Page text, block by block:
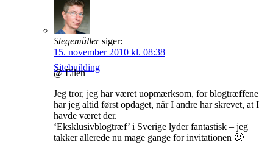
Sitebuilding
Stegemüller siger:
15. november 2010 kl. 08:38
@ Ellen
Jeg tror, jeg har været uopmærksom, for blogtræffene
har jeg altid først opdaget, når I andre har skrevet, at I
havde været der.
‘Eksklusivblogtræf’ i Sverige lyder fantastisk – jeg
takker allerede nu mage gange for invitationen 🙂